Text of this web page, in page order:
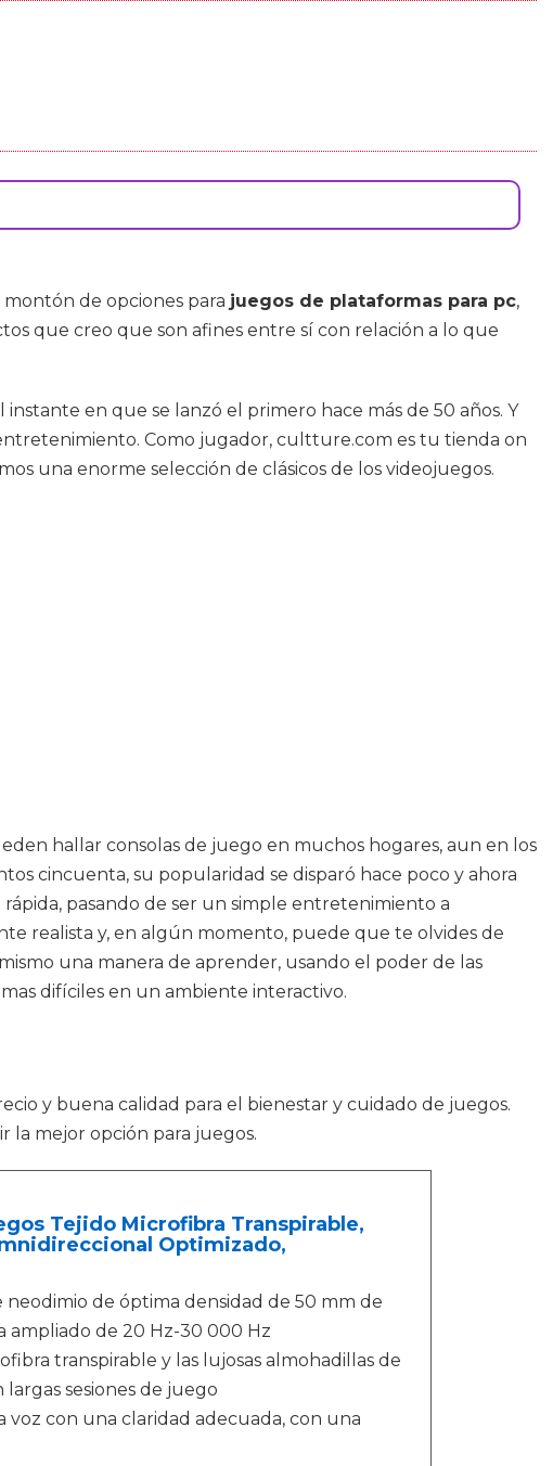
montón de opciones para juegos de plataformas para pc,
que creo que son afines entre sí con relación a lo que
en que se lanzó el primero hace más de 50 años. Y
Como jugador, cultture.com es tu tienda on
una enorme selección de clásicos de los videojuegos.
hallar consolas de juego en muchos hogares, aun en los
cincuenta, su popularidad se disparó hace poco y ahora
pasando de ser un simple entretenimiento a
realista y, en algún momento, puede que te olvides de
una manera de aprender, usando el poder de las
difíciles en un ambiente interactivo.
y buena calidad para el bienestar y cuidado de juegos.
la mejor opción para juegos.
Tejido Microfibra Transpirable,
Optimizado,
de óptima densidad de 50 mm de
ampliado de 20 Hz-30 000 Hz
transpirable y las lujosas almohadillas de
sesiones de juego
con una claridad adecuada, con una